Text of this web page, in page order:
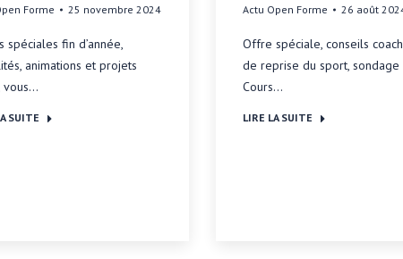
Forme 25 novembre 2024
spéciales fin d’année,
animations et projets
vous…
SUITE
Actu Open Forme 26 août
Offre spéciale, conseils
de reprise du sport, sondage
Cours…
LIRE LA SUITE